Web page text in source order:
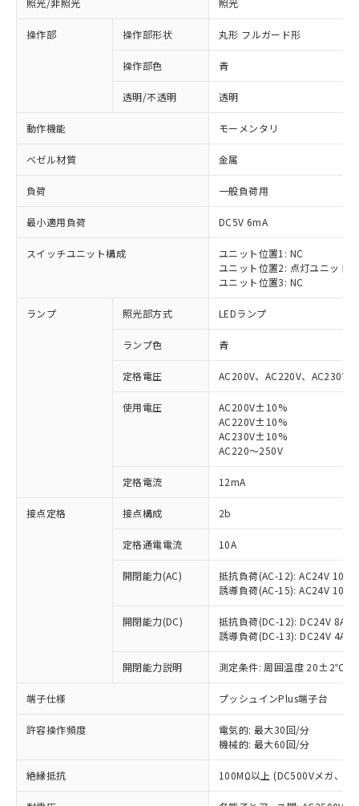
照光/非照光 照光
操作部 操作部形状 丸形 フルガード形
操作部色 青
透明/不透明 透明
動作機能 モーメンタリ
ベゼル材質 金属
負荷 一般負荷用
最小適用負荷 DC5V 6mA
スイッチユニット構成
ユニット位置1: NC
ユニット位置2: 点灯ユニット
ユニット位置3: NC
ランプ 照光部方式 LEDランプ
ランプ色 青
定格電圧 AC200V、AC220V、AC230V
使用電圧
AC200V±10%
AC220V±10%
AC230V±10%
AC220～250V
定格電流 12mA
接点定格 接点構成 2b
定格通電電流 10A
開閉能力(AC)
抵抗負荷(AC-12): AC24V 10A/
誘導負荷(AC-15): AC24V
開閉能力(DC)
抵抗負荷(DC-12): DC24V 8A/
誘導負荷(DC-13): DC24V 4A/
開閉能力説明 測定条件: 周囲温度 20±2℃、
端子仕様 プッシュインPlus端子台
許容操作頻度
電気的: 最大30回/分
機械的: 最大60回/分
絶縁抵抗 100MΩ以上 (DC500Vメガ、点
以下の条件をお読みいただき、同意のうえ
本サービスは、当社制御機器事業取扱
商品の当社在庫状況および標準価格
(税抜)を提供させていただくもので
本サービスの対象外となる商品もある
ことをご了承ください。
在庫状況および標準価格照会結果は、
記載している更新日時点での社内デー
タに基づき作成されるものであり、閲
覧された時点での実際の在庫および標
対応済み：EU RoHS指令（10物質）の
非含有に対応した製品が提供可能な商品で
対応予定：EU RoHS指令（10物質）の非含
有に対応した製品に切り替える予定のある
対応予定なし：EU RoHS指令（10物質）の
非含有に非対応の商品で、対応品を出す予
調査・確認中：EU RoHS指令（10物質）の
非含有の対応状況を調査中または確認中の
非該当品：ライセンス料など無形物で、有
害物質有無と関係のない商品です。
仕入先様の事情により、非含有部品として
いたものが、含有品と判明した場合などや
むを得ず変更することがあります。
鉛(Pb) 1000ppm以下、 水銀(Hg) 1000ppm以下、 カド
六価クロム(Cr(Ⅵ)) 1000ppm以下、ポリ臭化ビフェニル
※1 中国RoHS○×表
「○」：最大均質材料含有率が中国RoHSの
基準値以下であることを示します。
「×」：最大均質材料含有率が中国RoHSの
基準値を超えていることを示します。
「－」：未確認です。当社販売部門へお問
*中国RoHS10物質の基準値 (GB/T26572)：
Pb(鉛) :1000ppm、 Hg(水銀) : 1000ppm、 Cd(カドミウ
当社は、これら貴社製品のうち、外国
為替および外国貿易法に定める商品
（以下｢規制貨物等」という）を輸出
または国外への提供する場合は、日本
国政府の輸出許可(または役務取引許
可)を取得するなどの必要な手続きを